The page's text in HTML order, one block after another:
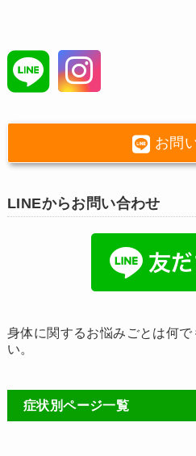
お問
LINEからお問い合わせ
身体に関するお悩みごとは何
い。
症状別ページ一覧